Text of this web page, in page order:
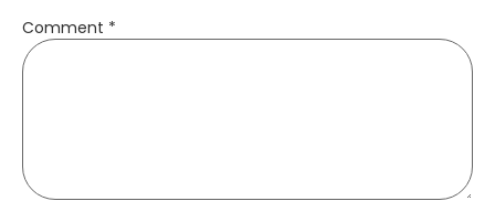
Comment *